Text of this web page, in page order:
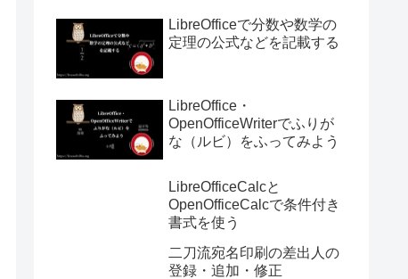
LibreOfficeで分数や数学の
定理の公式などを記載する
LibreOffice・
OpenOfficeWriterでふりが
な（ルビ）をふってみよう
LibreOfficeCalcと
OpenOfficeCalcで条件付き
書式を使う
二刀流宛名印刷の差出人の
登録・追加・修正